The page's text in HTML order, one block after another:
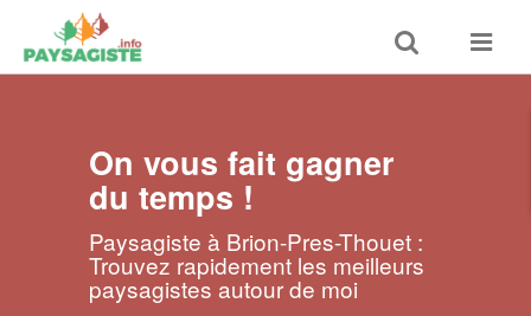
Toggle
search
Toggle
On vous fait gagner
du temps !
Paysagiste à Brion-Pres-Thouet :
Trouvez rapidement les meilleurs
paysagistes autour de moi